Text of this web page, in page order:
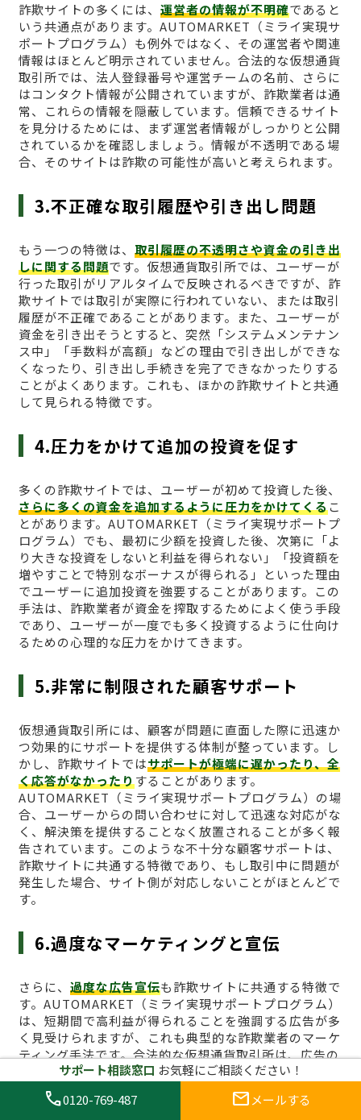
詐欺サイトの多くには、 運営者の情報が不明確であると
いう共通点があります。AUTOMARKET（ミライ実現サ
ポートプログラム）も例外ではなく、その運営者や関連
情報はほとんど明示されていません。合法的な仮想通貨
取引所では、法人登録番号や運営チームの名前、さらに
はコンタクト情報が公開されていますが、詐欺業者は通
常、これらの情報を隠蔽しています。信頼できるサイト
を見分けるためには、まず運営者情報がしっかりと公開
されているかを確認しましょう。情報が不透明である場
合、そのサイトは詐欺の可能性が高いと考えられます。
3.不正確な取引履歴や引き出し問題
もう一つの特徴は、 取引履歴の不透明さや資金の引き出
しに関する問題です。仮想通貨取引所では、ユーザーが
行った取引がリアルタイムで反映されるべきですが、詐
欺サイトでは取引が実際に行われていない、または取引
履歴が不正確であることがあります。また、ユーザーが
資金を引き出そうとすると、突然「システムメンテナン
ス中」「手数料が高額」などの理由で引き出しができな
くなったり、引き出し手続きを完了できなかったりする
ことがよくあります。これも、ほかの詐欺サイトと共通
して見られる特徴です。
4.圧力をかけて追加の投資を促す
多くの詐欺サイトでは、ユーザーが初めて投資した後、
さらに多くの資金を追加するように圧力をかけてくるこ
とがあります。AUTOMARKET（ミライ実現サポートプ
ログラム）でも、最初に少額を投資した後、次第に「よ
り大きな投資をしないと利益を得られない」「投資額を
増やすことで特別なボーナスが得られる」といった理由
でユーザーに追加投資を強要することがあります。この
手法は、詐欺業者が資金を搾取するためによく使う手段
であり、ユーザーが一度でも多く投資するように仕向け
るための心理的な圧力をかけてきます。
5.非常に制限された顧客サポート
仮想通貨取引所には、顧客が問題に直面した際に迅速か
つ効果的にサポートを提供する体制が整っています。し
かし、詐欺サイトではサポートが極端に遅かったり、全
く応答がなかったりすることがあります。
AUTOMARKET（ミライ実現サポートプログラム）の場
合、ユーザーからの問い合わせに対して迅速な対応がな
く、解決策を提供することなく放置されることが多く報
告されています。このような不十分な顧客サポートは、
詐欺サイトに共通する特徴であり、もし取引中に問題が
発生した場合、サイト側が対応しないことがほとんどで
す。
6.過度なマーケティングと宣伝
さらに、 過度な広告宣伝も詐欺サイトに共通する特徴で
す。AUTOMARKET（ミライ実現サポートプログラム）
は、短期間で高利益が得られることを強調する広告が多
く見受けられますが、これも典型的な詐欺業者のマーケ
ティング手法です。合法的な仮想通貨取引所は、広告の
内容が過度に誇張されることはなく、現実的なリスクを
伴う取引であることを明確に伝えています。
サポート相談窓口 お気軽にご相談ください！
call0120-769-487 mail メールする